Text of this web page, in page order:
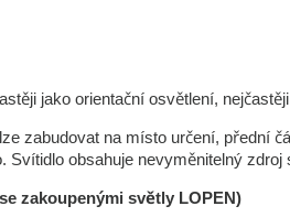
jako orientační osvětlení,
zabudovat na místo určení, přední
Svítidlo obsahuje nevyměnitelný zdroj
zakoupenými světly LOPEN)